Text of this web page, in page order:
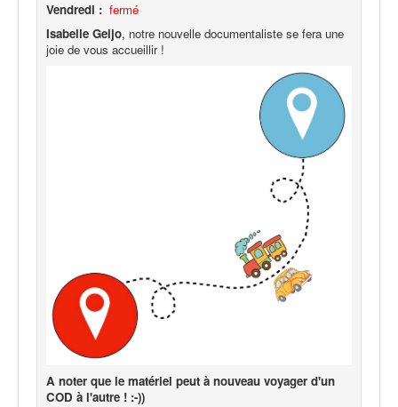
Vendredi : fermé
Isabelle Geijo, notre nouvelle documentaliste se fera une
joie de vous accueillir !
A noter que le matériel peut à nouveau voyager d'un
COD à l'autre ! :-))